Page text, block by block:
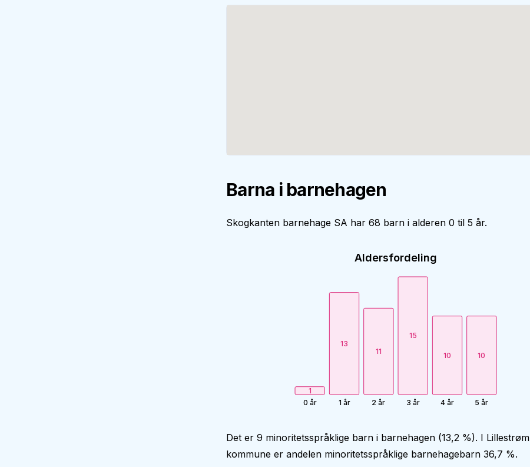
Barna i barnehagen
Skogkanten barnehage SA har 68 barn i alderen 0 til 5 år.
Aldersfordeling
1
0 år
13
1 år
11
2 år
15
3 år
10
4 år
10
5 år
Det er 9 minoritetsspråklige barn i barnehagen (13,2 %). I Lillestrøm
kommune er andelen minoritetsspråklige barnehagebarn 36,7 %.